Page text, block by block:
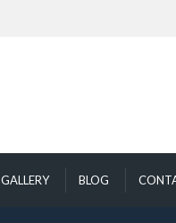
GALLERY BLOG